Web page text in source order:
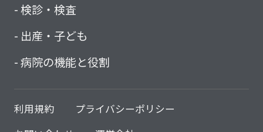
検診・検査
出産・子ども
病院の機能と役割
利用規約
プライバシーポリシー